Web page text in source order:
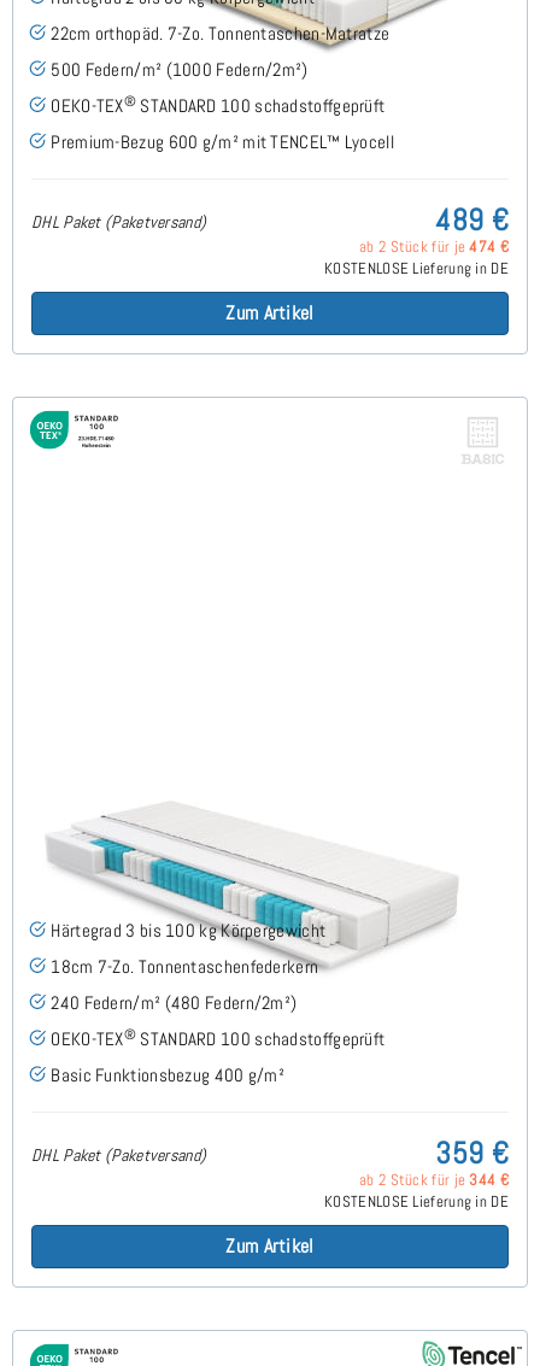
22cm orthopäd. 7-Zo. Tonnentaschen-Matratze
500 Federn/m² (1000 Federn/2m²)
OEKO-TEX® STANDARD 100 schadstoffgeprüft
Premium-Bezug 600 g/m² mit TENCEL™ Lyocell
DHL Paket (Paketversand) 489 €
ab 2 Stück für je474 €
KOSTENLOSE Lieferung in DE
Zum Artikel
Roy H3 (Basic) TTFK-Matratze 120x220 cm
(53)
Härtegrad 3 bis 100 kg Körpergewicht
18cm 7-Zo. Tonnentaschenfederkern
240 Federn/m² (480 Federn/2m²)
OEKO-TEX® STANDARD 100 schadstoffgeprüft
Basic Funktionsbezug 400 g/m²
DHL Paket (Paketversand) 359 €
ab 2 Stück für je 344 €
KOSTENLOSE Lieferung in DE
Zum Artikel